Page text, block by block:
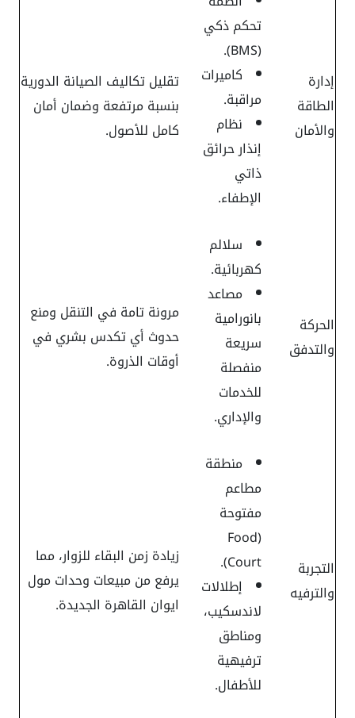
إدارة
الطاقة
والأمان
تحكم ذكي
(BMS).
كاميرات
مراقبة.
نظام
إنذار حرائق
ذاتي
الإطفاء.
تقليل تكاليف الصيانة الدورية
بنسبة مرتفعة وضمان أمان
كامل للأصول.
الحركة
والتدفق
سلالم
كهربائية.
مصاعد
بانورامية
سريعة
منفصلة
للخدمات
والإداري.
مرونة تامة في التنقل ومنع
حدوث أي تكدس بشري في
أوقات الذروة.
التجربة
والترفيه
منطقة
مطاعم
مفتوحة
(Food
Court).
إطلالات
لاندسكيب،
ومناطق
ترفيهية
للأطفال.
زيادة زمن البقاء للزوار، مما
يرفع من مبيعات وحدات مول
ايوان القاهرة الجديدة.